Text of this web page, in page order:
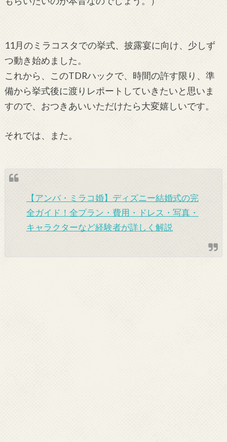
11月のミラコスタでの挙式、披露宴に向け、少しず
つ動き始めました。
これから、このTDRハックで、時間の許す限り、準
備から挙式後に渡りレポートしていきたいと思いま
すので、おつきあいいただけたら大変嬉しいです。
それでは、また。
【アンバ・ミラコ婚】ディズニー結婚式の完
全ガイド！全プラン・費用・ドレス・写真・
キャラクターなど経験者が詳しく解説